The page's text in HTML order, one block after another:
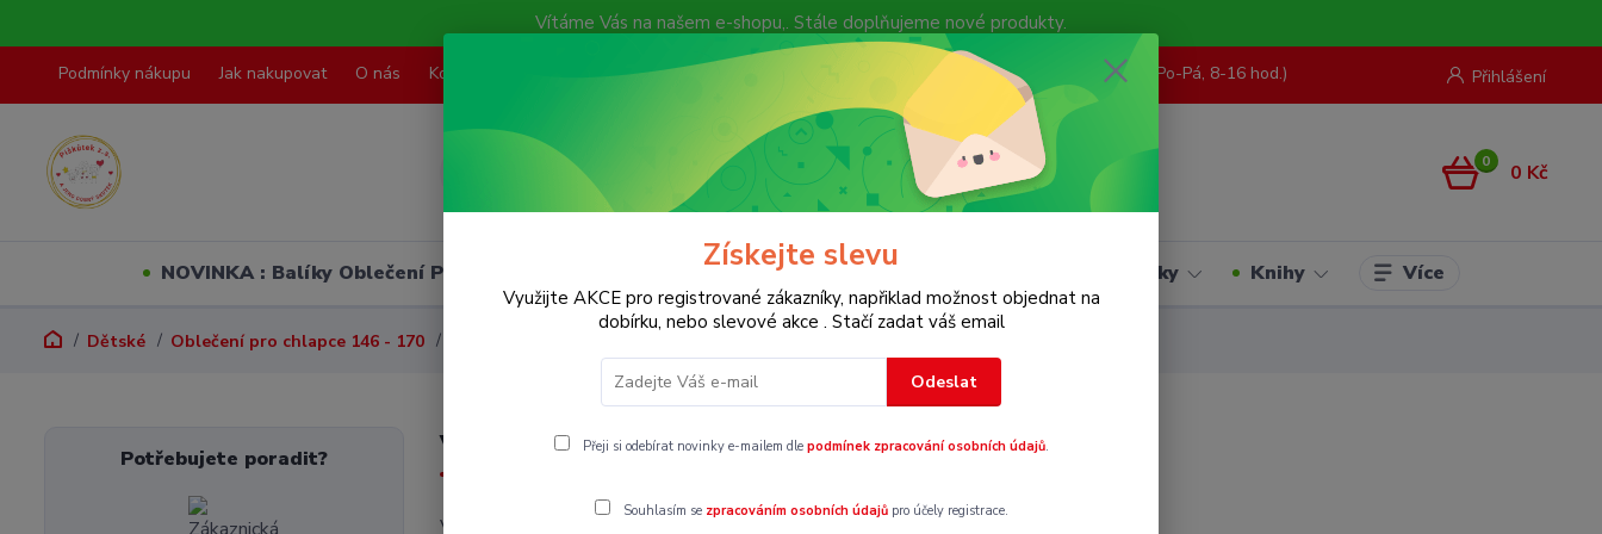
Vítáme Vás na našem e-shopu,. Stále doplňujeme nové produkty.
Podmínky nákupu Jak nakupovat O nás Kontakty Přihlášení
Hledat
Nevíte si rady? Zavolejte. + 420 773 967 062 (Po-Pá, 8-16 hod.)
0 0 Kč
NOVINKA : Balíky Oblečení PO VELIKOSTECH Dětské Dámské Hračky Knihy Více
Dětské Oblečení pro chlapce 146 - 170
Vel.146
V této kategorii nebylo nalezeno žádné zboží.
Potřebujete poradit?
Získejte slevu
Využijte AKCE pro registrované zákazníky, napřiklad možnost objednat na
dobírku, nebo slevové akce . Stačí zadat váš email
Odeslat
Přeji si odebírat novinky e-mailem dle podmínek zpracování osobních údajů.
Souhlasím se zpracováním osobních údajůpro účely registrace.